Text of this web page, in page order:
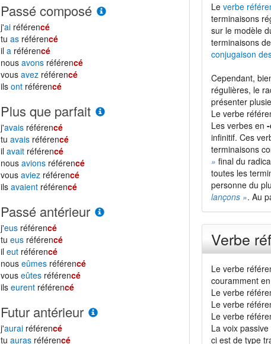
Passé composé
j'ai référencé
tuas référencé
ila référencé
nousavons référencé
vousavez référencé
ilsont référencé
Plus que parfait
j'avais référencé
tuavais référencé
ilavait référencé
nousavions référencé
vousaviez référencé
ilsavaient référencé
Passé antérieur
j'eus référencé
tueus référencé
ileut référencé
nouseûmes référencé
vouseûtes référencé
ilseurent référencé
Futur antérieur
j'aurai référencé
tuauras référencé
Le verbe
terminaisons
sur le modèle
terminaisons
conjugaison
Cependant,
régulières, le
présenter
Le verbe
Les verbes en
infinitif. Ces
terminaisons
» final du
toutes les
personne du
lançons ». Au
Verbe
Le verbe
couramment
Le verbe
Le verbe
Le verbe
La voix
ci est de type